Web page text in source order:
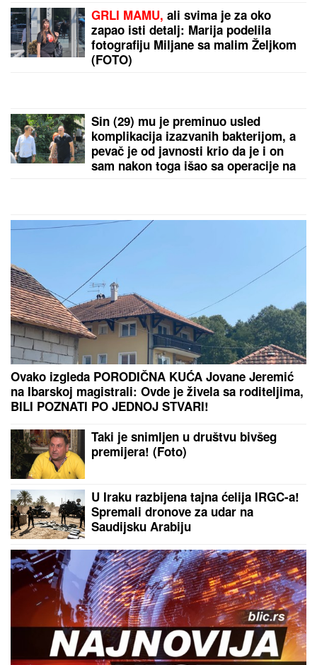
ŠABAN ŠAULIĆ JE OD NJEGA
NAPRAVIO ZVEZDUPevač godinama
ćutao o ovome: "Ruke su mi se
tresle kada su me on i Goca pozvali"
BILA LJUBAVNICA KOLEGI, A
DRUŽILA MU SE SA ŽENOM
Pevačica nakon što se sve saznalo
otišla iz Srbije: Sada se skinula i
NAORUŽANI I MASKIRANI UPALI U SUPERMARKET,
USLEDILA JE PRAVA DRAMA!Opsadno stanje u
Budvi: Pretili menadžerki pištoljem, ukrali
GRLI MAMU,ali svima je za oko
zapao isti detalj: Marija podelila
fotografiju Miljane sa malim Željkom
(FOTO)
Sin (29) mu je preminuo usled
komplikacija izazvanih bakterijom, a
pevač je od javnosti krio da je i on
sam nakon toga išao sa operacije na
operaciju